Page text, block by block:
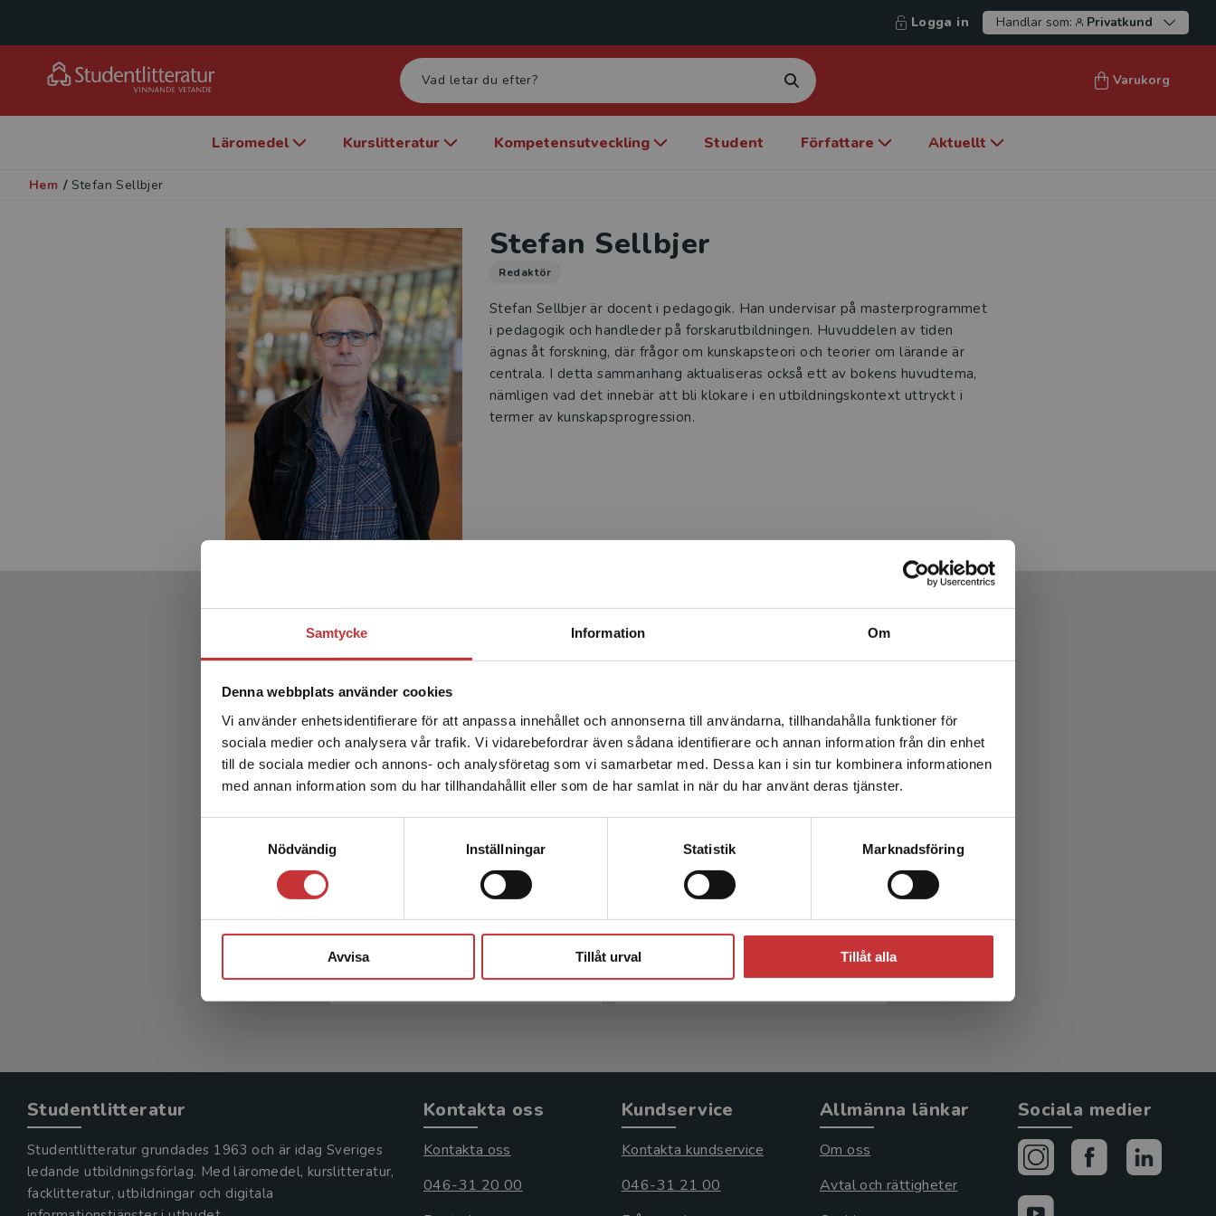
Samtycke Information Om
Denna webbplats använder cookies
Vi använder enhetsidentifierare för att anpassa innehållet och annonserna till användarna, tillhandahålla funktioner för
sociala medier och analysera vår trafik. Vi vidarebefordrar även sådana identifierare och annan information från din enhet
till de sociala medier och annons- och analysföretag som vi samarbetar med. Dessa kan i sin tur kombinera informationen
med annan information som du har tillhandahållit eller som de har samlat in när du har använt deras tjänster.
Nödvändig
Inställningar Statistik Marknadsföring
Avvisa Tillåt urval Tillåt alla
Begränsad fraktregion
Det verkar som att du besöker studentlitteratur.se via en
enhet utanför Sverige. Vi erbjuder inte leveranser utanför
Sverige. För att kunna slutföra ett köp måste
leveransadressen vara i Sverige.Läs mer
Logga in Handlar som: Privatkund
Varukorg
Läromedel Kurslitteratur Kompetensutveckling Student Författare Aktuellt
Hem / Stefan Sellbjer
Stefan Sellbjer
Redaktör
Stefan Sellbjer är docent i pedagogik. Han undervisar på masterprogrammet
i pedagogik och handleder på forskarutbildningen. Huvuddelen av tiden
ägnas åt forskning, där frågor om kunskapsteori och teorier om lärande är
centrala. I detta sammanhang aktualiseras också ett av bokens huvudtema,
nämligen vad det innebär att bli klokare i en utbildningskontext uttryckt i
termer av kunskapsprogression.
Produkter
Kunskapskriterier och
kunskapsprogression
Sellbjer, Stefan red.
337 kr
Exkl. moms: 318 kr
Kunskapskriterier och
kunskapsprogression
Sellbjer, Stefan red.
209 kr
Exkl. moms: 197 kr
Studentlitteratur
Studentlitteratur grundades 1963 och är idag Sveriges
ledande utbildningsförlag. Med läromedel, kurslitteratur,
facklitteratur, utbildningar och digitala
Kontakta oss
Kontakta oss
046-31 20 00
Kundservice
Kontakta kundservice
046-31 21 00
Allmänna länkar
Om oss
Avtal och rättigheter
Sociala medier